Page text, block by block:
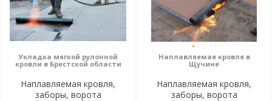
Укладка мягкой рулонной
кровли в Брестской области
Наплавляемая кровля,
заборы, ворота
Наплавляемая кровля в
Щучине
Наплавляемая кровля,
заборы, ворота